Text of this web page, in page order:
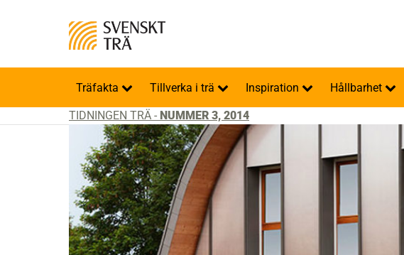
Träfakta Tillverka i trä Inspiration Hållbarhet
TIDNINGEN TRÄ - NUMMER 3, 2014